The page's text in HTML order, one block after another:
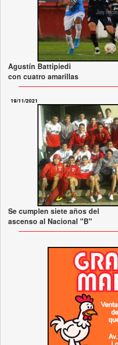
Agustín Battipiedi
con cuatro amarillas
19/11/2021
Se cumplen siete años del
ascenso al Nacional "B"